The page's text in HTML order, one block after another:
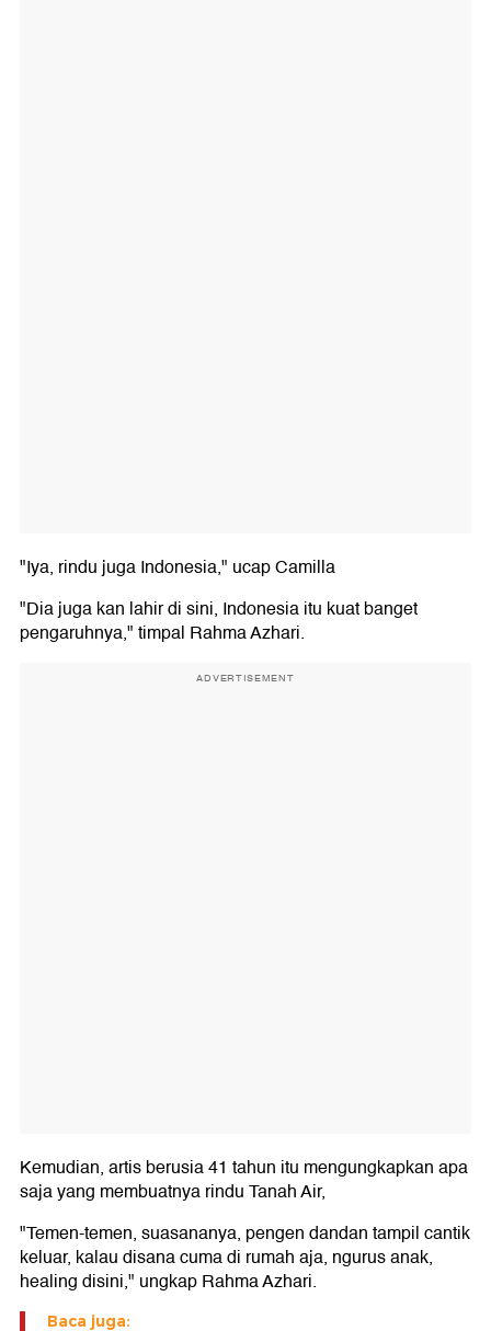
"Iya, rindu juga Indonesia," ucap Camilla
"Dia juga kan lahir di sini, Indonesia itu kuat banget
pengaruhnya," timpal Rahma Azhari.
ADVERTISEMENT
Kemudian, artis berusia 41 tahun itu mengungkapkan apa
saja yang membuatnya rindu Tanah Air,
"Temen-temen, suasananya, pengen dandan tampil cantik
keluar, kalau disana cuma di rumah aja, ngurus anak,
healing disini," ungkap Rahma Azhari.
Baca juga: